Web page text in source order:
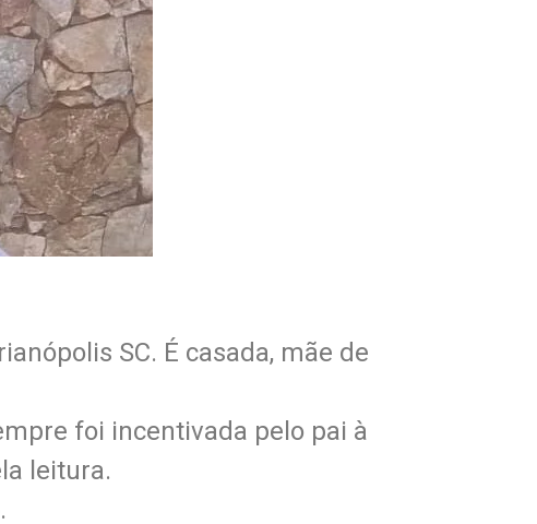
SC. É casada, mãe de
foi incentivada pelo pai à
leitura.